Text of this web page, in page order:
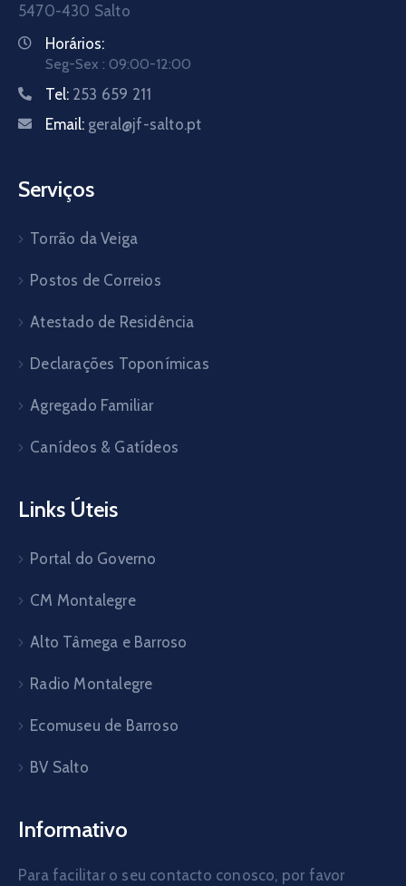
5470-430 Salto
Horários:
Seg-Sex : 09:00-12:00
Tel: 253 659 211
Email: geral@jf-salto.pt
Serviços
Torrão da Veiga
Postos de Correios
Atestado de Residência
Declarações Toponímicas
Agregado Familiar
Canídeos & Gatídeos
Links Úteis
Portal do Governo
CM Montalegre
Alto Tâmega e Barroso
Radio Montalegre
Ecomuseu de Barroso
BV Salto
Informativo
Para facilitar o seu contacto conosco, por favor